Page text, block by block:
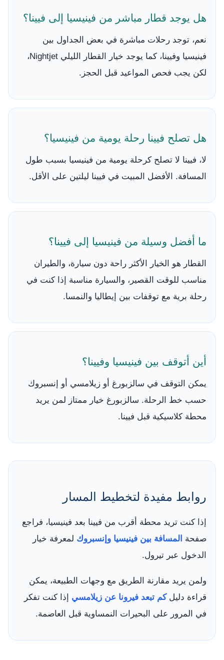
هل يوجد قطار مباشر من فينيسيا إلى فيينا؟
نعم، توجد رحلات مباشرة في بعض الجداول بين
فينيسيا وفيينا، كما يوجد خيار القطار الليلي Nightjet،
لكن يجب فحص المواعيد قبل الحجز.
هل تصلح فيينا رحلة يومية من فينيسيا؟
لا، فيينا لا تصلح كرحلة يومية من فينيسيا بسبب طول
المسافة. الأفضل المبيت في فيينا ليلتين على الأقل.
ما أفضل وسيلة من فينيسيا إلى فيينا؟
القطار هو الخيار الأكثر راحة دون سيارة، والطيران
مناسب للوقت القصير، والسيارة مناسبة إذا كنت في
رحلة برية مع توقفات بين إيطاليا والنمسا.
أين أتوقف بين فينيسيا وفيينا؟
يمكن التوقف في سالزبورغ أو زيلامسي أو إنسبروك
حسب خط الرحلة. سالزبورغ خيار ممتاز لمن يريد
محطة كلاسيكية قبل فيينا.
روابط مفيدة لتخطيط المسار
إذا كنت تريد محطة أقرب من فيينا بعد فينيسيا، فراجع
صفحة المسافة بين فينيسيا وإنسبروك لمعرفة خيار
الدخول عبر تيرول.
ولمن يريد مقارنة الطريق مع وجهات الطبيعة، يمكن
قراءة دليلكم تبعد فيرونا عن زيلامسي إذا كنت تفكر
في المرور على البحيرات النمساوية قبل العاصمة.